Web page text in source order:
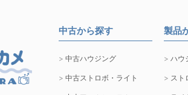
中古から探す
中古ハウジング
中古ストロボ・ライト
製品
ハウ
スト